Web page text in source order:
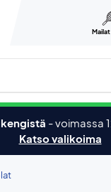
merkkejä jne.
-voimassa
Katso valikoima